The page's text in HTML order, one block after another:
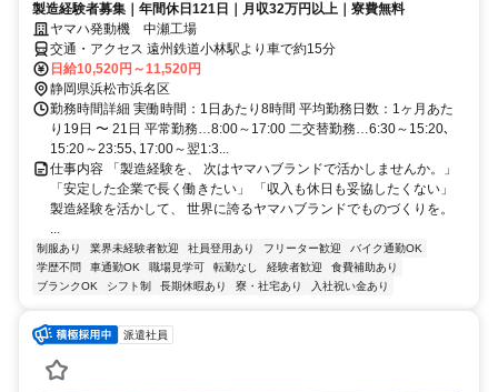
製造経験者募集｜年間休日121日｜月収32万円以上｜寮費無料
ヤマハ発動機 中瀬工場
交通・アクセス 遠州鉄道小林駅より車で約15分
日給10,520円～11,520円
静岡県浜松市浜名区
勤務時間詳細 実働時間：1日あたり8時間 平均勤務日数：1ヶ月あた
り19日 〜 21日 平常勤務…8:00～17:00 二交替勤務…6:30～15:20､
15:20～23:55､17:00～翌1:3...
仕事内容 「製造経験を、 次はヤマハブランドで活かしませんか。」
「安定した企業で長く働きたい」 「収入も休日も妥協したくない」
製造経験を活かして、 世界に誇るヤマハブランドでものづくりを。
...
制服あり 業界未経験者歓迎 社員登用あり フリーター歓迎
バイク通勤OK
学歴不問
車通勤OK 職場見学可 転勤なし 経験者歓迎
食費補助あり
ブランクOK
シフト制 長期休暇あり 寮・社宅あり 入社祝い金あり
派遣社員